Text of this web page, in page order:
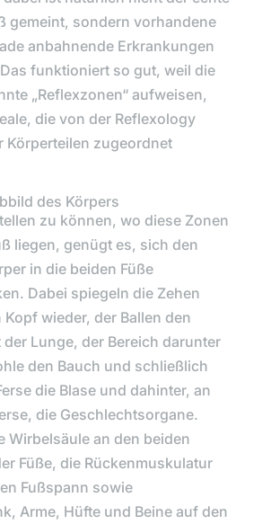
gemeint, sondern vorhandene
anbahnende Erkrankungen
funktioniert so gut, weil die
„Reflexzonen“ aufweisen,
die von der Reflexology
Körperteilen zugeordnet
des Körpers
zu können, wo diese Zonen
liegen, genügt es, sich den
in die beiden Füße
Dabei spiegeln die Zehen
wieder, der Ballen den
Lunge, der Bereich darunter
den Bauch und schließlich
die Blase und dahinter, an
die Geschlechtsorgane.
Wirbelsäule an den beiden
Füße, die Rückenmuskulatur
Fußspann sowie
Arme, Hüfte und Beine auf den